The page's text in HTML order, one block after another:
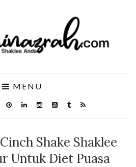
MENU
Shake Shaklee
Untuk Diet Puasa